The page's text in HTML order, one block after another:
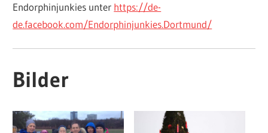
Endorphinjunkies unter https://de-
de.facebook.com/Endorphinjunkies.Dortmund/
Bilder